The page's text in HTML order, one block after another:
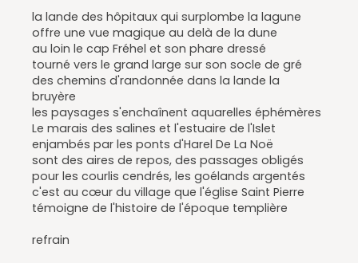
la lande des hôpitaux qui surplombe la lagune
offre une vue magique au delà de la dune
au loin le cap Fréhel et son phare dressé
tourné vers le grand large sur son socle de gré
des chemins d'randonnée dans la lande la
bruyère
les paysages s'enchaînent aquarelles éphémères
Le marais des salines et l'estuaire de l'Islet
enjambés par les ponts d'Harel De La Noë
sont des aires de repos, des passages obligés
pour les courlis cendrés, les goélands argentés
c'est au cœur du village que l'église Saint Pierre
témoigne de l'histoire de l'époque templière
refrain